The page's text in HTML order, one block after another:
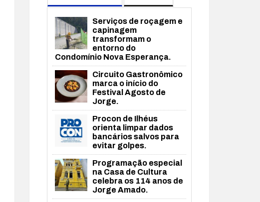
Serviços de roçagem e
capinagem
transformam o
entorno do
Condomínio Nova Esperança.
Circuito Gastronômico
marca o início do
Festival Agosto de
Jorge.
Procon de Ilhéus
orienta limpar dados
bancários salvos para
evitar golpes.
Programação especial
na Casa de Cultura
celebra os 114 anos de
Jorge Amado.